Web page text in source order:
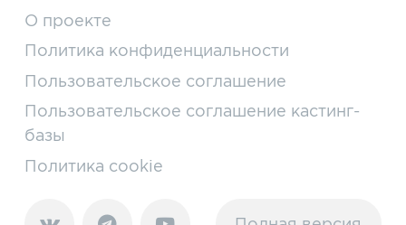
О проекте
Политика конфиденциальности
Пользовательское соглашение
Пользовательское соглашение кастинг-
базы
Политика cookie